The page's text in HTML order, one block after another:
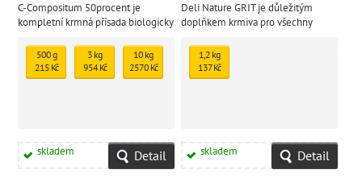
C-Compositum 50procent je
kompletní krmná přísada biologicky
zvýšení obranyschopnosti
organismu vůči infekčním
onemocněním, zejména u mláďat
500 g
215 Kč
3 kg
954 Kč
10 kg
2570 Kč
skladem Detail
Deli Nature GRIT je důležitým
doplňkem krmiva pro všechny
1,2 kg
137 Kč
skladem Detail